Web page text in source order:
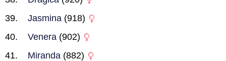
Jasmina (918)
Venera (902)
Miranda (882)